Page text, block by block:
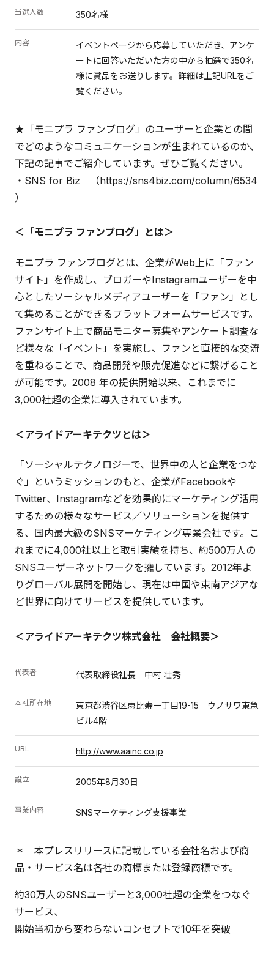
当選人数 350名様
内容
イベントページから応募していただき、アンケ
ートに回答いただいた方の中から抽選で350名
様に賞品をお送りします。詳細は上記URLをご
覧ください。
★「モニプラ ファンブログ」のユーザーと企業との間
でどのようなコミュニケーションが生まれているのか、
下記の記事でご紹介しています。ぜひご覧ください。
・SNS for Biz （https://sns4biz.com/column/6534
）
＜「モニプラ ファンブログ」とは＞
モニプラ ファンブログとは、企業がWeb上に「ファン
サイト」を作成し、ブロガーやInstagramユーザーを中
心としたソーシャルメディアユーザーを「ファン」とし
て集めることができるプラットフォームサービスです。
ファンサイト上で商品モニター募集やアンケート調査な
ど様々な「イベント」を実施し、ファンと直接的な交流
を重ねることで、商品開発や販売促進などに繋げること
が可能です。2008 年の提供開始以来、これまでに
3,000社超の企業に導入されています。
＜アライドアーキテクツとは＞
「ソーシャルテクノロジーで、世界中の人と企業をつな
ぐ」というミッションのもと、企業がFacebookや
Twitter、Instagramなどを効果的にマーケティング活用
するための様々なサービス／ソリューションを提供す
る、国内最大級のSNSマーケティング専業会社です。こ
れまでに4,000社以上と取引実績を持ち、約500万人の
SNSユーザーネットワークを擁しています。2012年よ
りグローバル展開を開始し、現在は中国や東南アジアな
ど世界に向けてサービスを提供しています。
＜アライドアーキテクツ株式会社 会社概要＞
代表者 代表取締役社長 中村 壮秀
本社所在地
東京都渋谷区恵比寿一丁目19-15 ウノサワ東急
ビル4階
URL http://www.aainc.co.jp
設立 2005年8月30日
事業内容 SNSマーケティング支援事業
＊ 本プレスリリースに記載している会社名および商
品・サービス名は各社の商標または登録商標です。
約30万人のSNSユーザーと3,000社超の企業をつなぐ
サービス、
開始当初から変わらないコンセプトで10年を突破